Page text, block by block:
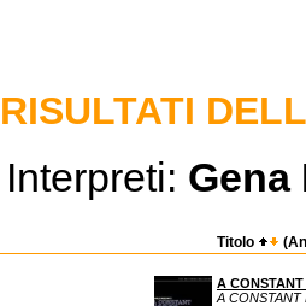
RISULTATI
Interpreti: Gena
Titolo
A
A CONSTANT